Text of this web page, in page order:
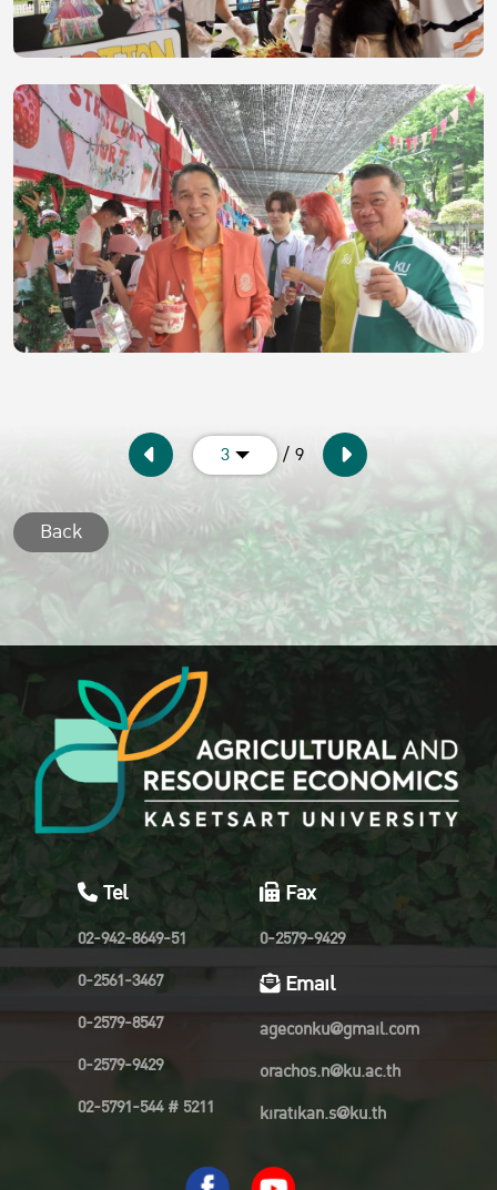
3 / 9
Back
Tel
02-942-8649-51
0-2561-3467
0-2579-8547
0-2579-9429
02-5791-544 # 5211
Fax
0-2579-9429
Email
ageconku@gmail.com
orachos.n@ku.ac.th
kiratikan.s@ku.th